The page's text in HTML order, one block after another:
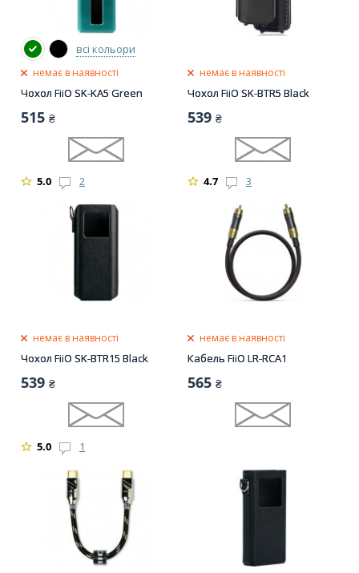
всі кольори
немає в наявності
Чохол FiiO SK-KA5 Green
515 ₴
5.0 2
немає в наявності
Чохол FiiO SK-BTR5 Black
539 ₴
4.7 3
немає в наявності
Чохол FiiO SK-BTR15 Black
539 ₴
5.0 1
немає в наявності
Кабель FiiO LR-RCA1
565 ₴